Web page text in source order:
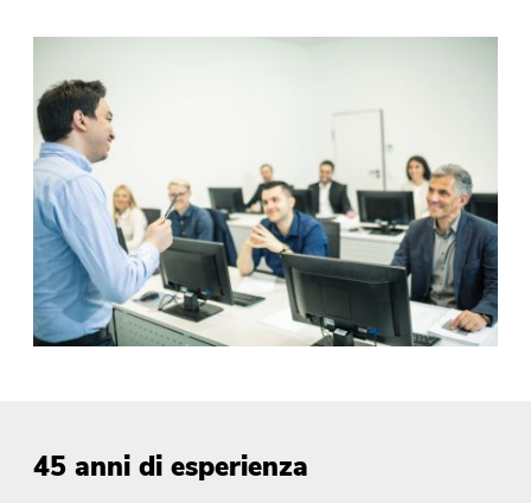
45 anni di esperienza